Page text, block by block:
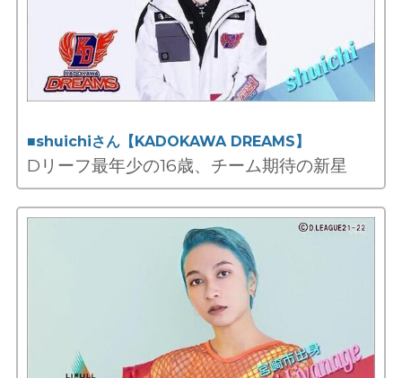
■shuichiさん【KADOKAWA DREAMS】
Dリーフ最年少の16歳、チーム期待の新星